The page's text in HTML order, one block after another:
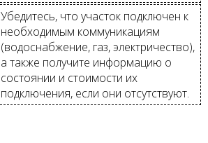
Убедитесь, что участок подключен к
необходимым коммуникациям
(водоснабжение, газ, электричество),
а также получите информацию о
состоянии и стоимости их
подключения, если они отсутствуют.